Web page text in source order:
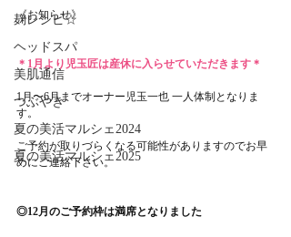
麹レシピ☆
ヘッドスパ
美肌通信
つぶやき
夏の美活マルシェ2024
夏の美活マルシェ2025
《お知らせ》
＊1月より児玉匠は産休に入らせていただきます＊
1月〜6月までオーナー児玉一也 一人体制となりま
す。
ご予約が取りづらくなる可能性がありますのでお早
めにご連絡下さい。
◎12月のご予約枠は満席となりました